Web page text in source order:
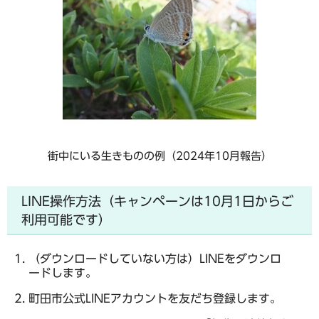
街中にいる生きものの例（2024年10月報告）
LINE操作方法（キャンペーンは10月1日からご
利用可能です）
（ダウンロードしていない方は）LINEをダウンロ
ードします。
町田市公式LINEアカウントを友だち登録します。